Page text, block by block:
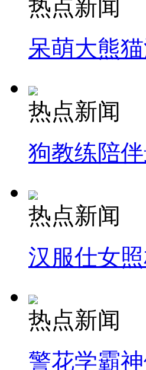
热点新闻
呆萌大熊
热点新闻
狗教练陪
热点新闻
汉服仕女
热点新闻
警花学霸